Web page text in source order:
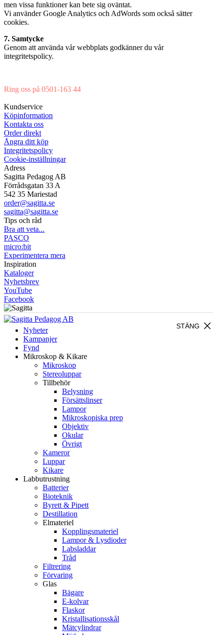
men vissa funktioner kan bete sig oväntat.
Vi använder Google Analytics och AdWords som också sätter
cookies.
7. Samtycke
Genom att använda vår webbplats godkänner du vår
integritetspolicy.
Ring oss på 0501-163 44
Kundservice
Köpinformation
Kontakta oss
Order direkt
Ångra ditt köp
Integritetspolicy
Cookie-inställningar
Adress
Sagitta Pedagog AB
Förrådsgatan 33 A
542 35 Mariestad
order@sagitta.se
sagitta@sagitta.se
Tips och råd
Bra att veta...
PASCO
micro:bit
Experimentera mera
Inspiration
Kataloger
Nyhetsbrev
YouTube
Facebook
close
STÄNG
Nyheter
Kampanjer
Fynd
Mikroskop & Kikare
Mikroskop
Stereoluppar
Tillbehör
Belysning
Försättslinser
Lampor
Mikroskopiska prep
Objektiv
Okular
Övrigt
Kameror
Luppar
Kikare
Labbutrustning
Batterier
Bioteknik
Byrett & Pipett
Destillation
Elmateriel
Kopplingsmateriel
Lampor & Lysdioder
Labsladdar
Tråd
Filtrering
Förvaring
Glas
Bägare
E-kolvar
Flaskor
Kristallisationsskål
Mätcylindrar